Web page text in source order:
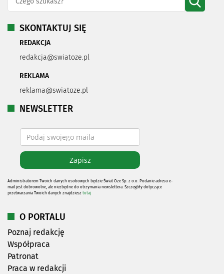
SKONTAKTUJ SIĘ
REDAKCJA
redakcja@swiatoze.pl
REKLAMA
reklama@swiatoze.pl
NEWSLETTER
Administratorem Twoich danych osobowych będzie Świat Oze Sp. z o.o. Podanie adresu e-
mail jest dobrowolne, ale niezbędne do otrzymania newslettera. Szczegóły dotyczące
przetwarzania Twoich danych znajdziesz tutaj
O PORTALU
Poznaj redakcję
Współpraca
Patronat
Praca w redakcji